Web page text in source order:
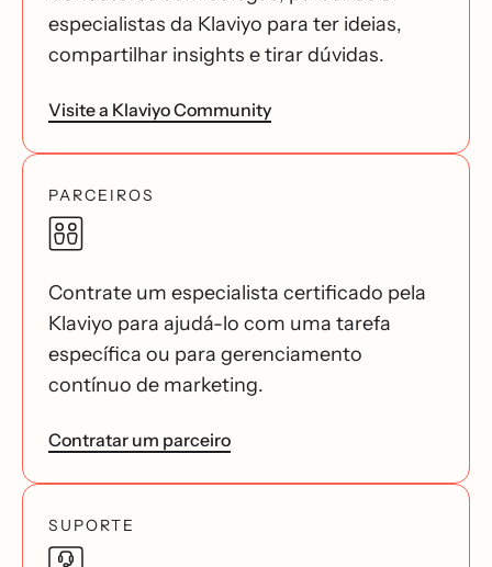
especialistas da Klaviyo para ter ideias,
compartilhar insights e tirar dúvidas.
Visite a Klaviyo Community
PARCEIROS
Contrate um especialista certificado pela
Klaviyo para ajudá-lo com uma tarefa
específica ou para gerenciamento
contínuo de marketing.
Contratar um parceiro
SUPORTE